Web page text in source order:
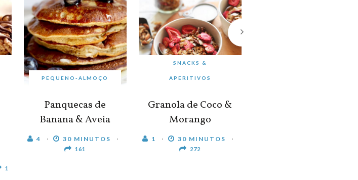
1
PEQUENO-ALMOÇO
Panquecas de
Banana & Aveia
4 30 MINUTOS
161
SNACKS &
APERITIVOS
Granola de Coco &
Morango
1 30 MINUTOS
272